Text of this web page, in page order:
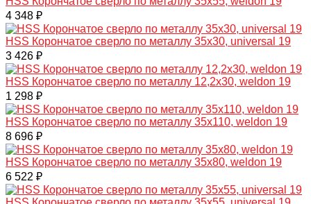
4 348 ₽
HSS Корончатое сверло по металлу 35x30, universal 19
3 426 ₽
HSS Корончатое сверло по металлу 12,2x30, weldon 19
1 298 ₽
HSS Корончатое сверло по металлу 35x110, weldon 19
8 696 ₽
HSS Корончатое сверло по металлу 35x80, weldon 19
6 522 ₽